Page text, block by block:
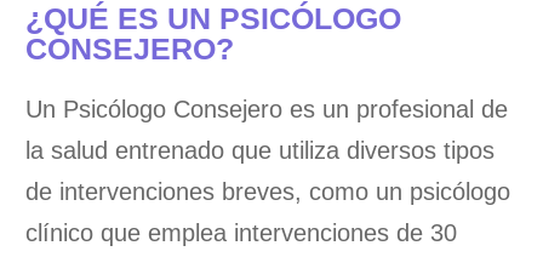
¿QUÉ ES UN PSICÓLOGO
CONSEJERO?
Un Psicólogo Consejero es un profesional de
la salud entrenado que utiliza diversos tipos
de intervenciones breves, como un psicólogo
clínico que emplea intervenciones de 30